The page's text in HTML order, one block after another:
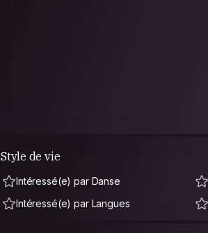
Style de vie
Intéressé(e) par Danse
Intéressé(e) par Langues